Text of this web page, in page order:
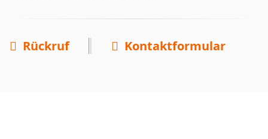
Rückruf Kontaktformular